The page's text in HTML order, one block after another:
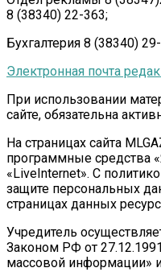
8 (38340) 22-363;
Бухгалтерия 8 (38340)
Электронная почта
При использовании
сайте, обязательна
На страницах сайта
программные средства
«LiveInternet». С
защите персональных
страницах данных
Учредитель
Законом РФ от
массовой информации»